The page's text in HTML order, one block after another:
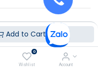
Add to Cart
0
Wishlist Account
hàng